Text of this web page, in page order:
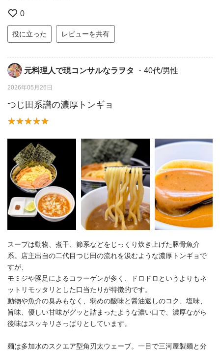
0
役に立った レビューを共有
元料理人で現コンサルなラヲタ ・40代/男性
2026年05月26日
つじ田系譜の濃厚トンギョ
スープは動物、煮干、節系などをじっくり炊き上げた豚骨魚介
系。店主出自の二代目つじ田の流れを汲むような濃厚トンギョで
すが、
モミジや豚足によるコラーゲンが多く、ドロドロというよりもネ
ットリモッタリとした口当たりが特徴的です。
動物や魚介の臭みもなく、弱めの酸味と醤油返しのコク、塩味、
旨味、優しい甘味がグッと詰まったような濃い口で、濃厚ながら
後味はスッキリさっぱりとしています。
麺は多加水のスクエア型角刃太ウェーブ。一目で三河屋製麺と分